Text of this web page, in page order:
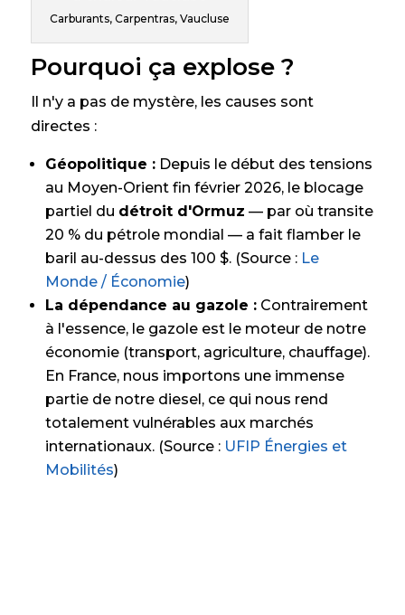
Carburants, Carpentras, Vaucluse
Pourquoi ça explose ?
Il n'y a pas de mystère, les causes sont
directes :
Géopolitique :Depuis le début des tensions
au Moyen-Orient fin février 2026, le blocage
partiel du détroit d'Ormuz — par où transite
20 % du pétrole mondial — a fait flamber le
baril au-dessus des 100 $. (Source : Le
Monde / Économie)
La dépendance au gazole :Contrairement
à l'essence, le gazole est le moteur de notre
économie (transport, agriculture, chauffage).
En France, nous importons une immense
partie de notre diesel, ce qui nous rend
totalement vulnérables aux marchés
internationaux. (Source : UFIP Énergies et
Mobilités)